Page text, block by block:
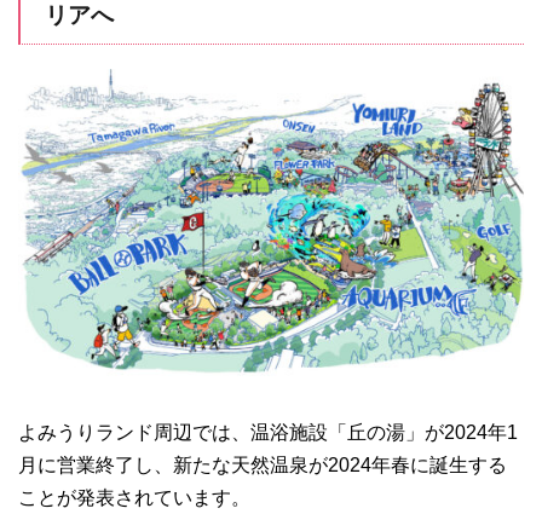
リアへ
よみうりランド周辺では、温浴施設「丘の湯」が2024年1
月に営業終了し、新たな天然温泉が2024年春に誕生する
ことが発表されています。